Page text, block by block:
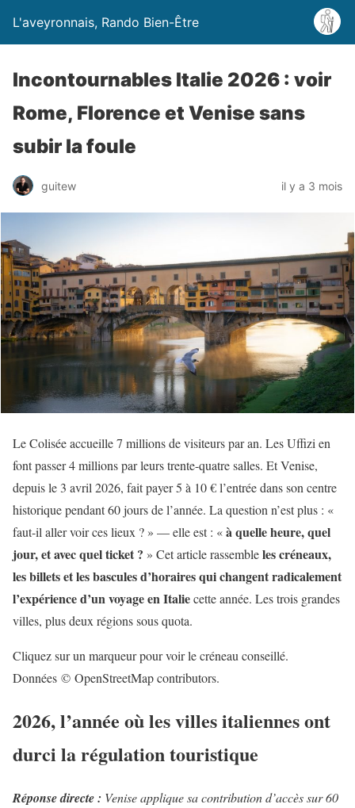
L'aveyronnais, Rando Bien-Être
Incontournables Italie 2026 : voir
Rome, Florence et Venise sans
subir la foule
guitew il y a 3 mois
Le Colisée accueille 7 millions de visiteurs par an. Les Uffizi en
font passer 4 millions par leurs trente-quatre salles. Et Venise,
depuis le 3 avril 2026, fait payer 5 à 10 € l’entrée dans son centre
historique pendant 60 jours de l’année. La question n’est plus : «
faut-il aller voir ces lieux ? » — elle est : «à quelle heure, quel
jour, et avec quel ticket ? » Cet article rassembleles créneaux,
les billets et les bascules d’horaires qui changent radicalement
l’expérience d’un voyage en Italiecette année. Les trois grandes
villes, plus deux régions sous quota.
Cliquez sur un marqueur pour voir le créneau conseillé.
Données © OpenStreetMap contributors.
2026, l’année où les villes italiennes ont
durci la régulation touristique
Réponse directe : Venise applique sa contribution d’accès sur 60